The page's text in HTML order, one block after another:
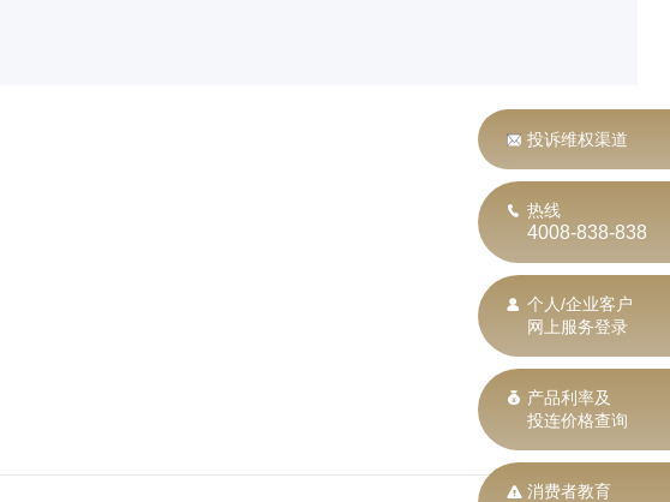
投诉维权渠道
热线
4008-838-838
个人/企业客户
网上服务登录
产品利率及
投连价格查询
消费者教育